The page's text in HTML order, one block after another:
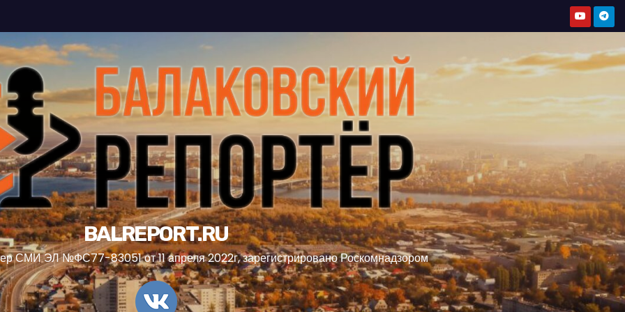
BALREPORT.RU
СМИ ЭЛ №ФС77-83051 от 11 апреля 2022г, зарегистрировано Роскомнадзором